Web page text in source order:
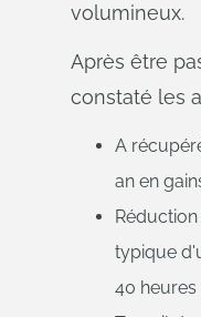
volumineux.
Après être
constaté les
A
an en
typique
40 heures